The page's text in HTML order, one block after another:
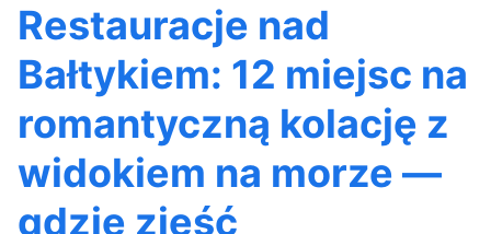
Restauracje nad
Bałtykiem: 12 miejsc na
romantyczną kolację z
widokiem na morze —
gdzie zjeść